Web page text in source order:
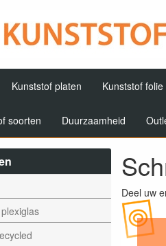
Kunststof platen Kunststof folie
soorten Duurzaamheid
Deel uw